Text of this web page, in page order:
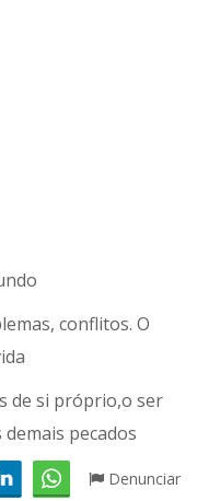
conflitos. O
si próprio,o ser
pecados
Denunciar